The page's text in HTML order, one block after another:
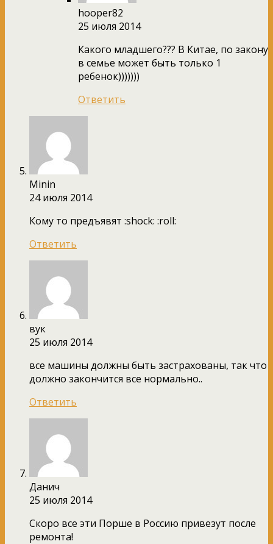
hooper82
25 июля 2014
Какого младшего??? В Китае, по закону
в семье может быть только 1
ребенок)))))))
Ответить
Minin
24 июля 2014
Кому то предъявят :shock: :roll:
Ответить
вук
25 июля 2014
все машины должны быть застрахованы, так что
должно закончится все нормально..
Ответить
Данич
25 июля 2014
Скоро все эти Порше в Россию привезут после
ремонта!